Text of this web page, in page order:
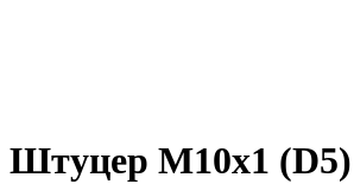
Штуцер М10х1 (D5)